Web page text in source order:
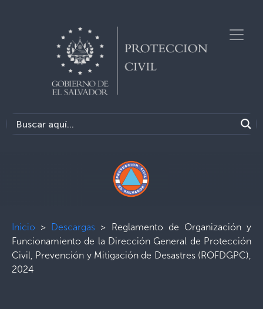
Inicio > Descargas > Reglamento de Organización y
Funcionamiento de la Dirección General de Protección
Civil, Prevención y Mitigación de Desastres (ROFDGPC),
2024